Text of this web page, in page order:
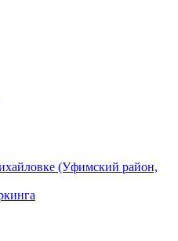
(Уфимский район,